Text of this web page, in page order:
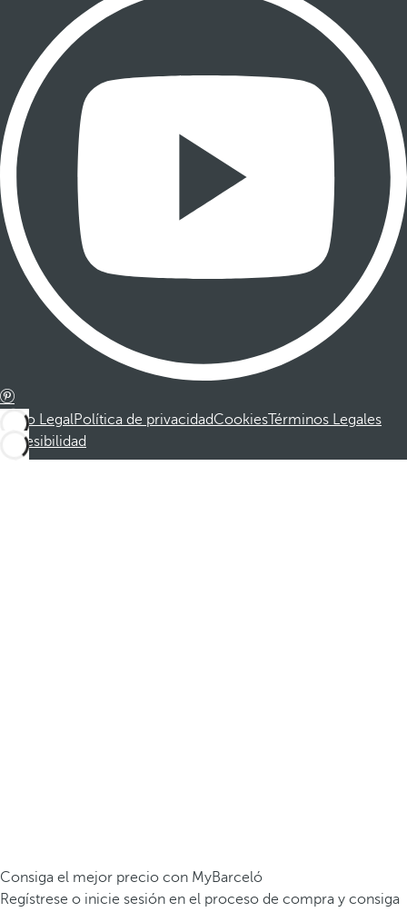
Aviso LegalPolítica de privacidadCookiesTérminos Legales
Accesibilidad
Consiga el mejor precio con MyBarceló
Regístrese o inicie sesión en el proceso de compra y consiga